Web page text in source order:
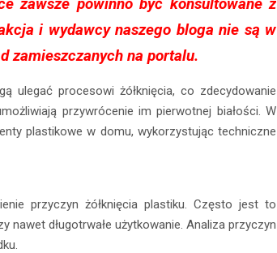
i wydawcy naszego bloga nie są w
zamieszczanych na portalu.
ulegać procesowi żółknięcia, co zdecydowanie
przywrócenie im pierwotnej białości. W
plastikowe w domu, wykorzystując techniczne
przyczyn żółknięcia plastiku. Często jest to
długotrwałe użytkowanie. Analiza przyczyn